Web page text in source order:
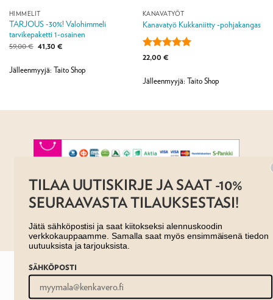
HIMMELIT
TARJOUS -30%! Valohimmeli
tarvikepaketti 1-osainen
59,00€ Alkuperäinen
hinta
59,00 €.
41,30 €Nykyinen
41,30 €.
Jälleenmyyjä: Taito Shop
KANAVATYÖT
Kanavatyö Kukkaniitty -pohjakangas
Arvostelu
/ 5
22,00 €
Jälleenmyyjä: Taito Shop
AJANKOHTAISTA MYYMÄLÄT
OTA YHTEYTTÄ
REKISTERISELOSTE
EVÄSTESELOSTE
TILAUS- JA TOIMITUSEHDOT
TILAA UUTISKIRJE JA SAAT -10%
SEURAAVASTA TILAUKSESTASI!
Jätä sähköpostisi ja saat kiitokseksi alennuskoodin
verkkokauppaamme. Samalla saat myös ensimmäisenä tiedon
uutuuksista ja tarjouksista.
SÄHKÖPOSTI